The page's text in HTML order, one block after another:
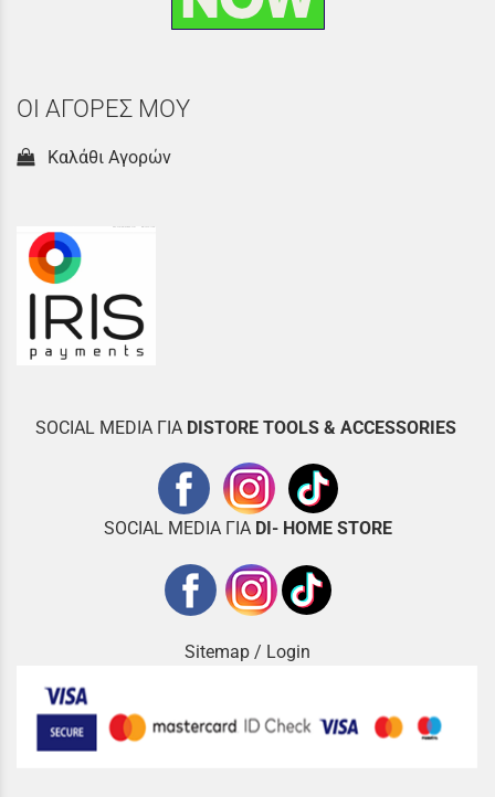
ΟΙ ΑΓΟΡΕΣ ΜΟΥ
Καλάθι Αγορών
SOCIAL MEDIA ΓΙΑ DISTORE TOOLS & ACCESSORIES
SOCIAL MEDIA ΓΙΑ DI- HOME STORE
Sitemap / Login